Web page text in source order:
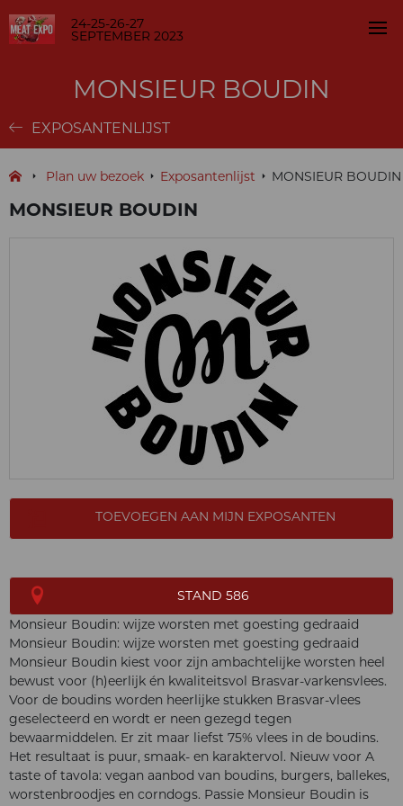
24-25-26-27
SEPTEMBER 2023
MONSIEUR BOUDIN
EXPOSANTENLIJST
Plan uw bezoek Exposantenlijst MONSIEUR BOUDIN
MONSIEUR BOUDIN
TOEVOEGEN AAN MIJN EXPOSANTEN
STAND 586
Monsieur Boudin: wijze worsten met goesting gedraaid
Monsieur Boudin: wijze worsten met goesting gedraaid
Monsieur Boudin kiest voor zijn ambachtelijke worsten heel
bewust voor (h)eerlijk én kwaliteitsvol Brasvar-varkensvlees.
Voor de boudins worden heerlijke stukken Brasvar-vlees
geselecteerd en wordt er neen gezegd tegen
bewaarmiddelen. Er zit maar liefst 75% vlees in de boudins.
Het resultaat is puur, smaak- en karaktervol. Nieuw voor A
taste of tavola: vegan aanbod van boudins, burgers, ballekes,
worstenbroodjes en corndogs. Passie Monsieur Boudin is